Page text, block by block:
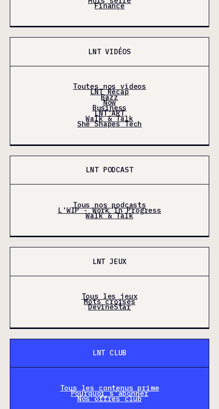
Finance
LNT VIDÉOS
Toutes nos videos
LNT Récap
Bazz
Now
Business
LNT'ART
Walk & Talk
She Shapes Tech
LNT PODCAST
Tous nos podcasts
L'WIP - Work In Progress
Walk & Talk
LNT JEUX
Tous les jeux
Mots croisés
DevineStar
LNT CLUB
Tous les contenus prime
Pourquoi s'abonner
Nos offres club